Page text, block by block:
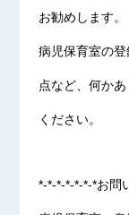
お勧めします。
病児保育室の
点など、何か
ください。
*-*-*-*-*-*-*お問